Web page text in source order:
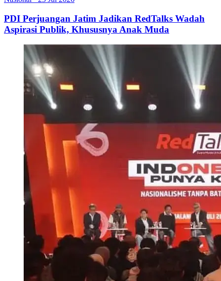
PDI Perjuangan Jatim Jadikan RedTalks Wadah
Aspirasi Publik, Khususnya Anak Muda